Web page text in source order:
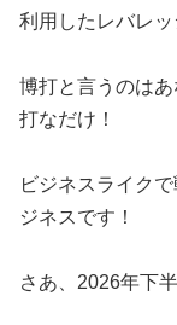
利用したレバレッ
博打と言うのは
打なだけ！
ビジネスライク
ジネスです！
さあ、2026年下